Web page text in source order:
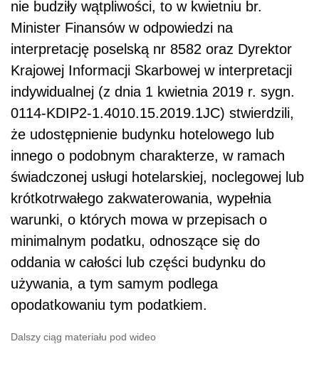
nie budziły wątpliwości, to w kwietniu br.
Minister Finansów w odpowiedzi na
interpretację poselską nr 8582 oraz Dyrektor
Krajowej Informacji Skarbowej w interpretacji
indywidualnej (z dnia 1 kwietnia 2019 r. sygn.
0114-KDIP2-1.4010.15.2019.1JC) stwierdzili,
że udostępnienie budynku hotelowego lub
innego o podobnym charakterze, w ramach
świadczonej usługi hotelarskiej, noclegowej lub
krótkotrwałego zakwaterowania, wypełnia
warunki, o których mowa w przepisach o
minimalnym podatku, odnoszące się do
oddania w całości lub części budynku do
używania, a tym samym podlega
opodatkowaniu tym podatkiem.
Dalszy ciąg materiału pod wideo